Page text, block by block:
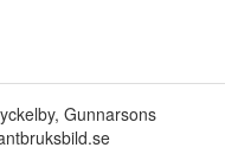
Gunnarsons